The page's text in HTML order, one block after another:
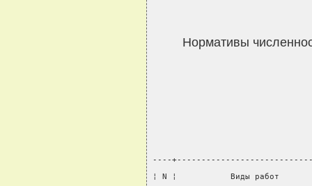
Нормативы
----
¦ N ¦           Виды работ